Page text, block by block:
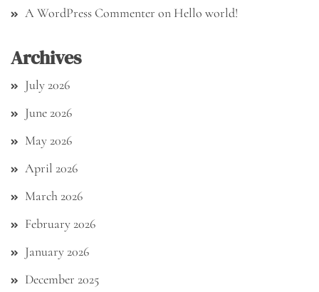
A WordPress Commenter on Hello world!
Archives
July 2026
June 2026
May 2026
April 2026
March 2026
February 2026
January 2026
December 2025